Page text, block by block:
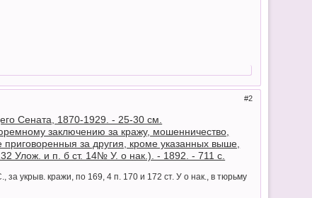
2
Сената, 1870-1929. - 25-30 см.
заключению за кражу, мошенничество,
за другия, кроме указанных выше,
Улож. и п. б ст. 14№ У. о нак.). - 1892. - 711 с.
за укрыв. кражи, по 169, 4 п. 170 и 172 ст. У о нак., в тюрьму